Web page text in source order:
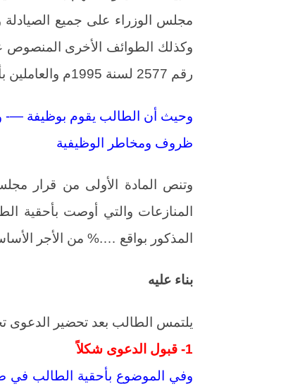
مجلس الوزراء على جميع الصيادلة
وكذلك الطوائف الأخرى المنصوص
رقم 2577 لسنة 1995م والعاملين بأحكام قانون العامليين المدنين بالدولة .
وحيث أن الطالب يقوم بوظيفة —-
ظروف ومخاطر الوظيفية
المنازعات والتي أوصت بأحقية
المذكور بواقع ….% من الأجر
بناء عليه
يلتمس الطالب بعد تحضير الدعوى
1- قبول الدعوى شكلاً
وفي الموضوع بأحقية الطالب